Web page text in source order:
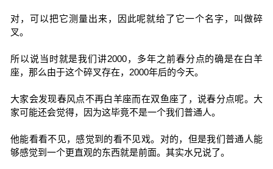
对，可以把它测量出来，因此呢就给了它一个名字，叫做碎
叉。
所以说当时就是我们讲2000，多年之前春分点的确是在白羊
座，那么由于这个碎叉存在，2000年后的今天。
大家会发现春风点不再白羊座而在双鱼座了，说春分点呢。大
家可能还会觉得，因为这毕竟不是一个我们普通人。
他能看看不见，感觉到的看不见戏。对的，但是我们普通人能
够感觉到一个更直观的东西就是前面。其实水兄说了。